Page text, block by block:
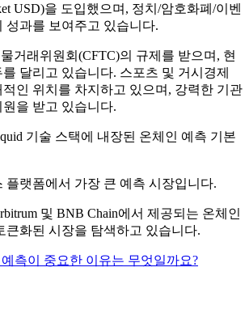
USD)을 도입했으며, 정치/암호화폐/이벤
성과를 보여주고 있습니다.
거래위원회(CFTC)의 규제를 받으며, 현
달리고 있습니다. 스포츠 및 거시경제
인 위치를 차지하고 있으며, 강력한 기관
을 받고 있습니다.
기술 스택에 내장된 온체인 예측 기본
플랫폼에서 가장 큰 예측 시장입니다.
및 BNB Chain에서 제공되는 온체인
큰화된 시장을 탐색하고 있습니다.
예측이 중요한 이유는 무엇일까요?